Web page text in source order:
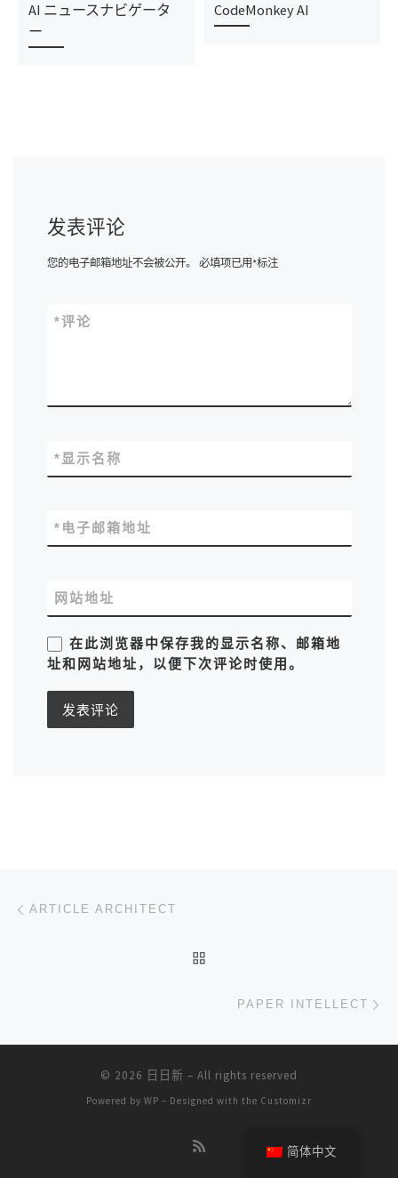
AI ニュースナビゲータ
ー
CodeMonkey AI
发表评论
您的电子邮箱地址不会被公开。 必填项已用*标注
评论
*
显示名称
*
电子邮箱地址
*
网站地址
在此浏览器中保存我的显示名称、邮箱地
址和网站地址，以便下次评论时使用。
文章导航
ARTICLE ARCHITECT
PAPER INTELLECT
© 2026 日日新 – All rights reserved
Powered by WP – Designed with the Customizr
简体中文